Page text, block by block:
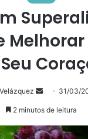
Mande
um
mail
31/03/
2 minutos de leitura